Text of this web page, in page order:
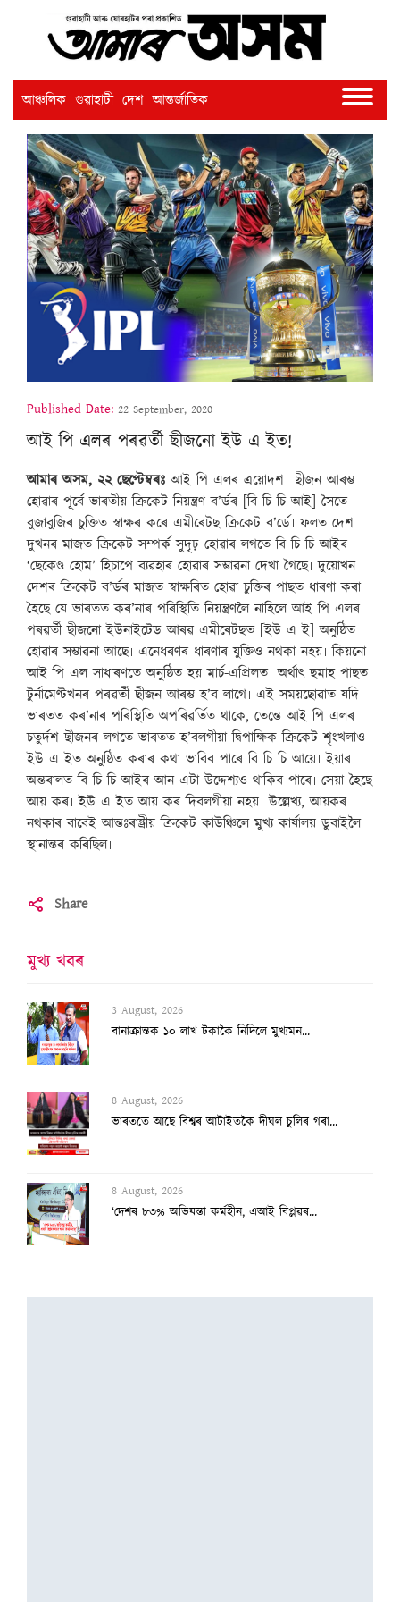
আঞ্চলিক গুৱাহাটী দেশ আন্তৰ্জাতিক
Published Date: 22 September, 2020
আই পি এলৰ পৰৱৰ্তী ছীজনো ইউ এ ইত!
আমাৰ অসম, ২২ ছেপ্টেম্বৰঃআই পি এলৰ ত্ৰয়োদশ ছীজন আৰম্ভ
হোৱাৰ পূৰ্বে ভাৰতীয় ক্ৰিকেট নিয়ন্ত্ৰণ ব’ৰ্ডৰ [বি চি চি আই] সৈতে
বুজাবুজিৰ চুক্তিত স্বাক্ষৰ কৰে এমীৰেটছ ক্ৰিকেট ব’ৰ্ডে৷ ফলত দেশ
দুখনৰ মাজত ক্ৰিকেট সম্পৰ্ক সুদৃঢ় হোৱাৰ লগতে বি চি চি আইৰ
‘ছেকেণ্ড হোম’ হিচাপে ব্যৱহাৰ হোৱাৰ সম্ভাৱনা দেখা গৈছে৷ দুয়োখন
দেশৰ ক্ৰিকেট ব’ৰ্ডৰ মাজত স্বাক্ষৰিত হোৱা চুক্তিৰ পাছত ধাৰণা কৰা
হৈছে যে ভাৰতত কৰ’নাৰ পৰিস্থিতি নিয়ন্ত্ৰণলৈ নাহিলে আই পি এলৰ
পৰৱৰ্তী ছীজনো ইউনাইটেড আৰৱ এমীৰেটছত [ইউ এ ই] অনুষ্ঠিত
হোৱাৰ সম্ভাৱনা আছে৷ এনেধৰণৰ ধাৰণাৰ যুক্তিও নথকা নহয়৷ কিয়নো
আই পি এল সাধাৰণতে অনুষ্ঠিত হয় মাৰ্চ-এপ্ৰিলত৷ অৰ্থাৎ ছমাহ পাছত
টুৰ্নামেণ্টখনৰ পৰৱৰ্তী ছীজন আৰম্ভ হ’ব লাগে৷ এই সময়ছোৱাত যদি
ভাৰতত কৰ’নাৰ পৰিস্থিতি অপৰিৱৰ্তিত থাকে, তেন্তে আই পি এলৰ
চতুৰ্দশ ছীজনৰ লগতে ভাৰতত হ’বলগীয়া দ্বিপাক্ষিক ক্ৰিকেট শৃংখলাও
ইউ এ ইত অনুষ্ঠিত কৰাৰ কথা ভাবিব পাৰে বি চি চি আয়ে৷ ইয়াৰ
অন্তৰালত বি চি চি আইৰ আন এটা উদ্দেশ্যও থাকিব পাৰে৷ সেয়া হৈছে
আয় কৰ৷ ইউ এ ইত আয় কৰ দিবলগীয়া নহয়৷ উল্লেখ্য, আয়কৰ
নথকাৰ বাবেই আন্তঃৰাষ্ট্ৰীয় ক্ৰিকেট কাউঞ্চিলে মুখ্য কাৰ্যালয় ডুবাইলৈ
স্থানান্তৰ কৰিছিল৷
Share
মুখ্য খবৰ
3 August, 2026
বানাক্ৰান্তক ১০ লাখ টকাকৈ নিদিলে মুখ্যমন...
8 August, 2026
ভাৰততে আছে বিশ্বৰ আটাইতকৈ দীঘল চুলিৰ গৰা...
8 August, 2026
‘দেশৰ ৮৩% অভিযন্তা কৰ্মহীন, এআই বিপ্লৱৰ...
২৫ হাজাৰৰ স্ব-গণনা সম্পন্ন